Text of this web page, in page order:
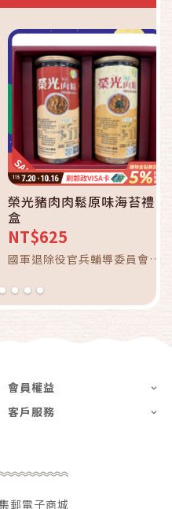
榮光豬肉肉鬆原味海苔禮
盒
NT$625
國軍退除役官兵輔導委員會彰
會員權益
客戶服務
郵電子商城